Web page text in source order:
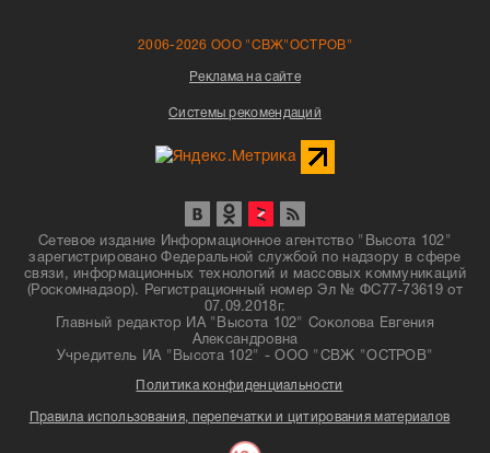
2006-2026 ООО "СВЖ"ОСТРОВ"
Реклама на сайте
Системы рекомендаций
Сетевое издание Информационное агентство "Высота 102"
зарегистрировано Федеральной службой по надзору в сфере
связи, информационных технологий и массовых коммуникаций
(Роскомнадзор). Регистрационный номер Эл № ФС77-73619 от
07.09.2018г.
Главный редактор ИА "Высота 102" Соколова Евгения
Александровна
Учредитель ИА "Высота 102" - ООО "СВЖ "ОСТРОВ"
Политика конфиденциальности
Правила использования, перепечатки и цитирования материалов